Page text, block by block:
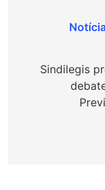
Post
Sindilegis